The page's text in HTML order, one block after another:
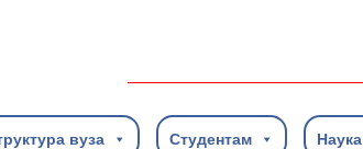
вуза Студентам Наука